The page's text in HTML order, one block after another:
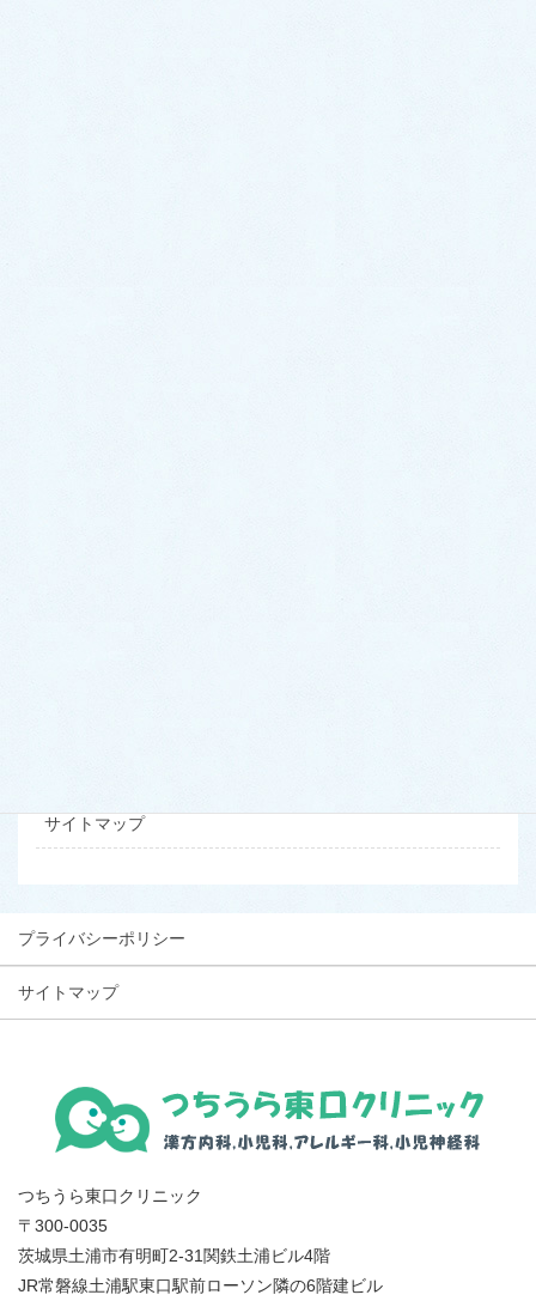
サイトマップ
プライバシーポリシー
サイトマップ
つちうら東口クリニック
〒300-0035
茨城県土浦市有明町2-31関鉄土浦ビル4階
JR常磐線土浦駅東口駅前ローソン隣の6階建ビル